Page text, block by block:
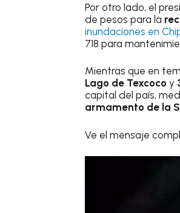
Por otro lado, el
de pesos para la
inundaciones en
718 para
Mientras que en
Lago de Texcoco y
capital del país,
armamento de la
Ve el mensaje